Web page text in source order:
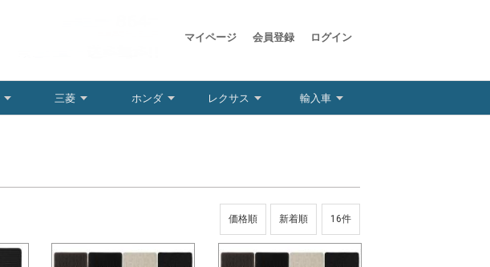
マイページ 会員登録 ログイン
三菱 ホンダ レクサス 輸入車
価格順 新着順